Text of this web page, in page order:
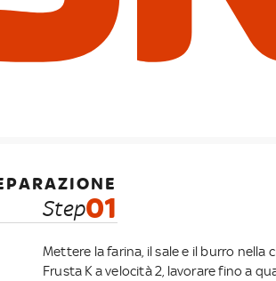
Step01
Mettere la farina, il sale e il burro nella
Frusta K a velocità 2, lavorare fino a